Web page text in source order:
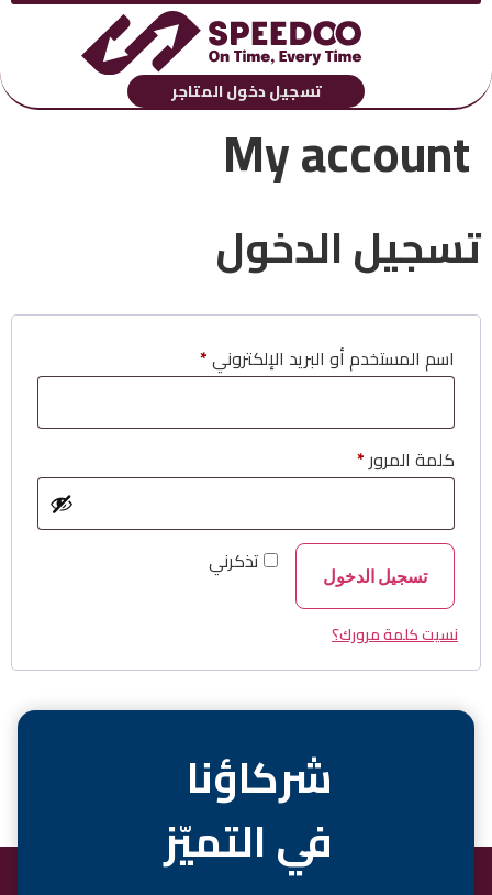
تسجيل دخول المتاجر
My account
تسجيل الدخول
اسم المستخدم أو البريد الإلكتروني*
كلمة المرور *
تذكرني تسجيل الدخول
نسيت كلمة مرورك؟
شركاؤنا
في التميّز